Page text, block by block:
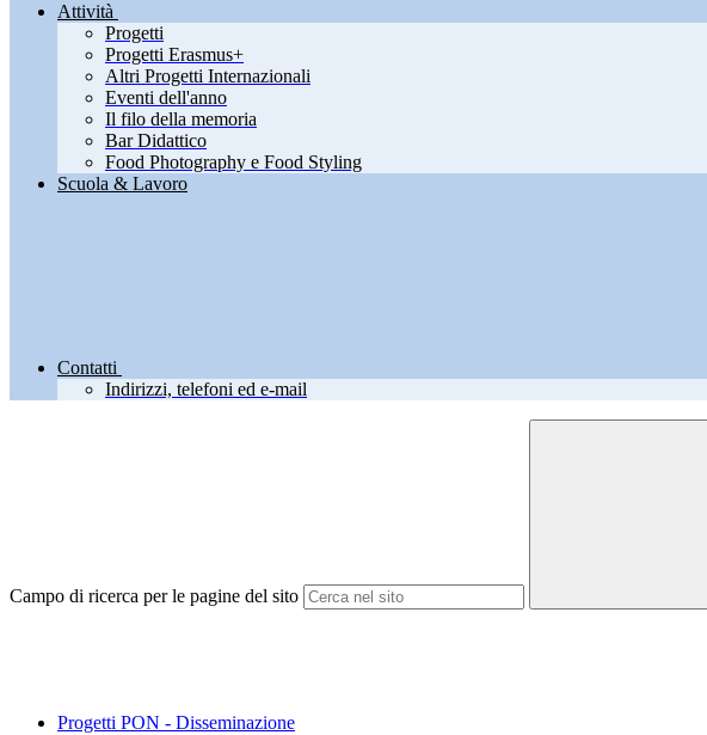
Attività
Progetti
Progetti Erasmus+
Altri Progetti Internazionali
Eventi dell'anno
Il filo della memoria
Bar Didattico
Food Photography e Food Styling
Scuola & Lavoro
Contatti
Indirizzi, telefoni ed e-mail
Campo di ricerca per le pagine del sito
Progetti PON - Disseminazione